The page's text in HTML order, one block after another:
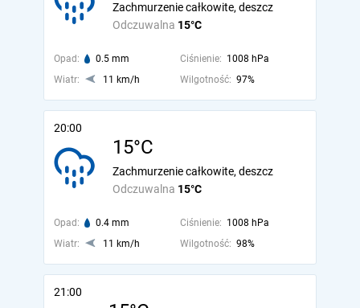
Odczuwalna 15°C
Zachmurzenie całkowite, deszcz
Opad: 0.5 mm Ciśnienie: 1008 hPa
Wiatr:
11 km/h Wilgotność: 97%
20:00
15°C
Odczuwalna 15°C
Zachmurzenie całkowite, deszcz
Opad: 0.4 mm Ciśnienie: 1008 hPa
Wiatr:
11 km/h Wilgotność: 98%
21:00